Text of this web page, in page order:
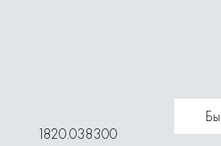
1820.038300